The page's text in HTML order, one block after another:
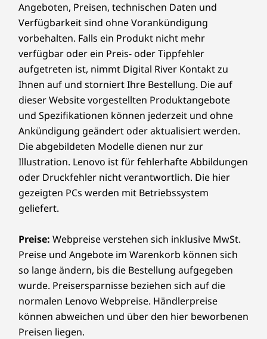
Angeboten, Preisen, technischen Daten und
Verfügbarkeit sind ohne Vorankündigung
vorbehalten. Falls ein Produkt nicht mehr
verfügbar oder ein Preis- oder Tippfehler
aufgetreten ist, nimmt Digital River Kontakt zu
Ihnen auf und storniert Ihre Bestellung. Die auf
dieser Website vorgestellten Produktangebote
und Spezifikationen können jederzeit und ohne
Ankündigung geändert oder aktualisiert werden.
Die abgebildeten Modelle dienen nur zur
Illustration. Lenovo ist für fehlerhafte Abbildungen
oder Druckfehler nicht verantwortlich. Die hier
gezeigten PCs werden mit Betriebssystem
geliefert.
Preise: Webpreise verstehen sich inklusive MwSt.
Preise und Angebote im Warenkorb können sich
so lange ändern, bis die Bestellung aufgegeben
wurde. Preisersparnisse beziehen sich auf die
normalen Lenovo Webpreise. Händlerpreise
können abweichen und über den hier beworbenen
Preisen liegen.